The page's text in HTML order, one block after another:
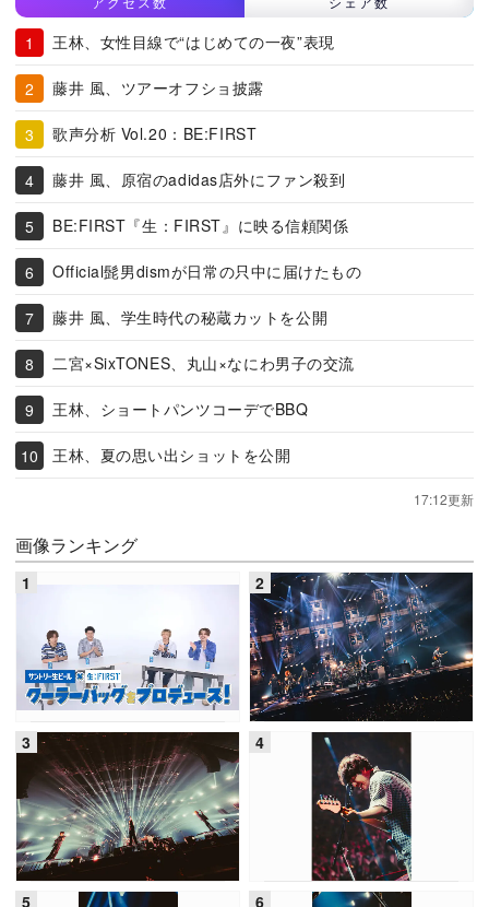
王林、女性目線で“はじめての一夜”表現
藤井 風、ツアーオフショ披露
歌声分析 Vol.20：BE:FIRST
藤井 風、原宿のadidas店外にファン殺到
BE:FIRST『生：FIRST』に映る信頼関係
Official髭男dismが日常の只中に届けたもの
藤井 風、学生時代の秘蔵カットを公開
二宮×SixTONES、丸山×なにわ男子の交流
王林、ショートパンツコーデでBBQ
王林、夏の思い出ショットを公開
17:12更新
画像ランキング